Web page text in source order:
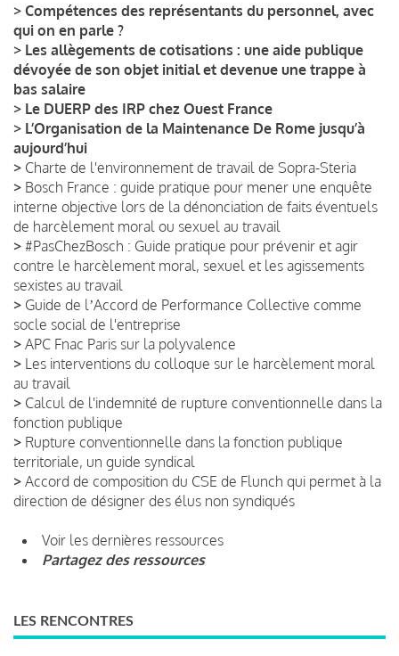
> Compétences des représentants du personnel, avec
qui on en parle ?
> Les allègements de cotisations : une aide publique
dévoyée de son objet initial et devenue une trappe à
bas salaire
> Le DUERP des IRP chez Ouest France
> L’Organisation de la Maintenance De Rome jusqu’à
aujourd’hui
> Charte de l'environnement de travail de Sopra-Steria
> Bosch France : guide pratique pour mener une enquête
interne objective lors de la dénonciation de faits éventuels
de harcèlement moral ou sexuel au travail
> #PasChezBosch : Guide pratique pour prévenir et agir
contre le harcèlement moral, sexuel et les agissements
sexistes au travail
> Guide de lʼAccord de Performance Collective comme
socle social de l'entreprise
> APC Fnac Paris sur la polyvalence
> Les interventions du colloque sur le harcèlement moral
au travail
> Calcul de l'indemnité de rupture conventionnelle dans la
fonction publique
> Rupture conventionnelle dans la fonction publique
territoriale, un guide syndical
> Accord de composition du CSE de Flunch qui permet à la
direction de désigner des élus non syndiqués
Voir les dernières ressources
Partagez des ressources
LES RENCONTRES